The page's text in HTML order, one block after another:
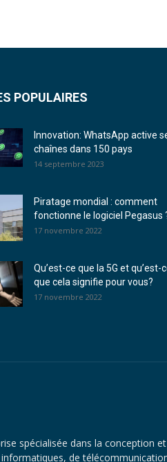
POPULAIRES
Innovation: WhatsApp active
chaînes dans 150 pays
14 septembre 2023
Piratage mondial : comment
fonctionne le logiciel Pegasus
17 novembre 2022
Qu’est-ce que la 5G et qu’est-
que cela signifie pour vous?
17 novembre 2022
spécialisée dans la conception et
de